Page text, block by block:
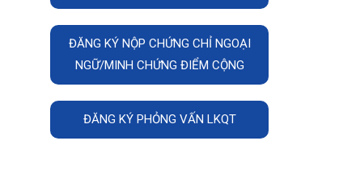
ĐĂNG KÝ NỘP CHỨNG CHỈ NGOẠI
NGỮ/MINH CHỨNG ĐIỂM CỘNG
ĐĂNG KÝ PHỎNG VẤN LKQT